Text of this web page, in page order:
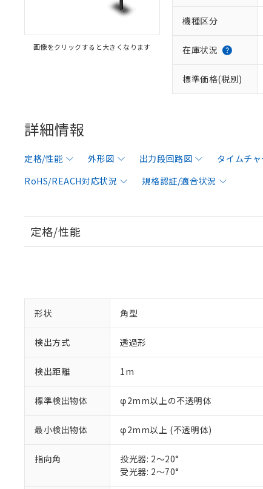
画像をクリックすると大きくなります
機種区分
在庫状況
標準価格(税別)
詳細情報
定格/性能 外形図 出力段回路図 タイムチャ
RoHS/REACH対応状況
規格認証/適合状況
定格/性能
形状 角型
検出方式 透過形
検出距離 1m
標準検出物体 φ2mm以上の不透明体
最小検出物体 φ2mm以上 (不透明体)
指向角
投光器: 2～20°
受光器: 2～70°